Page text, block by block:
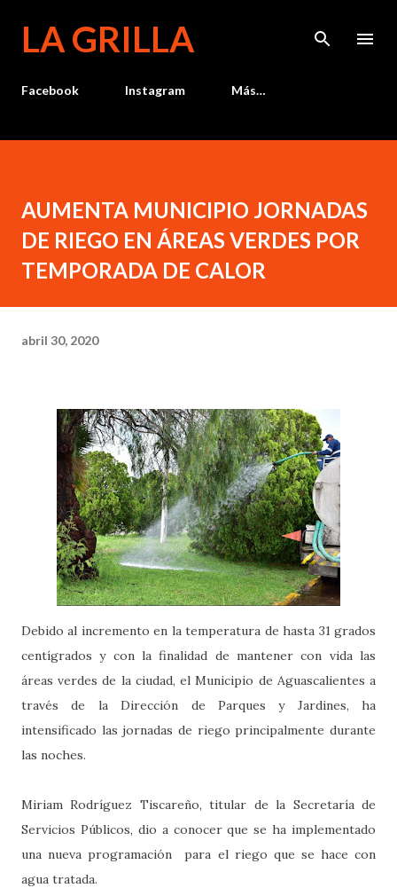
LA GRILLA
Facebook Instagram Más…
AUMENTA MUNICIPIO JORNADAS
DE RIEGO EN ÁREAS VERDES POR
TEMPORADA DE CALOR
abril 30, 2020
Debido al incremento en la temperatura de hasta 31 grados
centígrados y con la finalidad de mantener con vida las
áreas verdes de la ciudad, el Municipio de Aguascalientes a
través de la Dirección de Parques y Jardines, ha
intensificado las jornadas de riego principalmente durante
las noches.
Miriam Rodríguez Tiscareño, titular de la Secretaría de
Servicios Públicos, dio a conocer que se ha implementado
una nueva programación para el riego que se hace con
agua tratada.